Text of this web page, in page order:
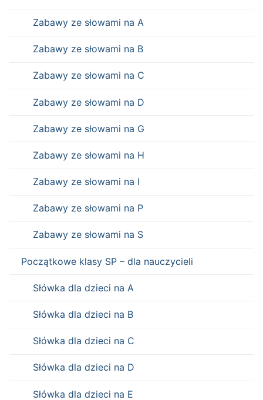
Zabawy ze słowami na A
Zabawy ze słowami na B
Zabawy ze słowami na C
Zabawy ze słowami na D
Zabawy ze słowami na G
Zabawy ze słowami na H
Zabawy ze słowami na I
Zabawy ze słowami na P
Zabawy ze słowami na S
Początkowe klasy SP – dla nauczycieli
Słówka dla dzieci na A
Słówka dla dzieci na B
Słówka dla dzieci na C
Słówka dla dzieci na D
Słówka dla dzieci na E